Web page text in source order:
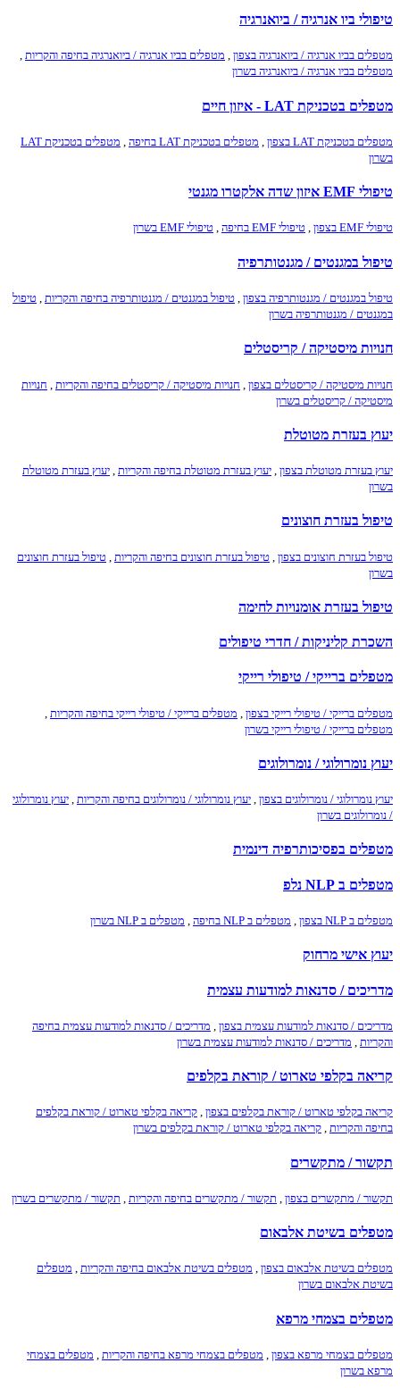
טיפולי ביו אנרגיה / ביואנרגיה
מטפלים בביו אנרגיה / ביואנרגיה בצפון , מטפלים בביו אנרגיה / ביואנרגיה בחיפה והקריות ,
מטפלים בביו אנרגיה / ביואנרגיה בשרון
מטפלים בטכניקת LAT - איזון חיים
מטפלים בטכניקת LAT בצפון מטפלים בטכניקת LAT בחיפה
מטפלים בטכניקת LAT
בשרון
טיפולי EMF איזון שדה אלקטרו מגנטי
טיפולי EMF בצפון , טיפולי EMF בחיפה , טיפולי EMF בשרון
טיפול במגנטים / מגנטותרפיה
טיפול במגנטים / מגנטותרפיה בצפון , טיפול במגנטים / מגנטותרפיה בחיפה והקריות , טיפול
במגנטים / מגנטותרפיה בשרון
חנויות מיסטיקה / קריסטלים
חנויות מיסטיקה / קריסטלים בצפון חנויות מיסטיקה / קריסטלים בחיפה והקריות
חנויות
מיסטיקה / קריסטלים בשרון
יעוץ בעזרת מטוטלת
יעוץ בעזרת מטוטלת בצפון , יעוץ בעזרת מטוטלת בחיפה והקריות , יעוץ בעזרת מטוטלת
בשרון
טיפול בעזרת חוצונים
טיפול בעזרת חוצונים בצפון טיפול בעזרת חוצונים בחיפה והקריות
טיפול בעזרת חוצונים
בשרון
טיפול בעזרת אומנויות לחימה
השכרת קליניקות / חדרי טיפולים
מטפלים ברייקי / טיפולי רייקי
מטפלים ברייקי / טיפולי רייקי בצפון מטפלים ברייקי / טיפולי רייקי בחיפה והקריות
מטפלים ברייקי / טיפולי רייקי בשרון
יעוץ נומרולוגי / נומרולוגים
יעוץ נומרולוגי / נומרולוגים בצפון , יעוץ נומרולוגי / נומרולוגים בחיפה והקריות , יעוץ נומרולוגי
/ נומרולוגים בשרון
מטפלים בפסיכותרפיה דינמית
מטפלים ב NLP נלפ
מטפלים ב NLP בצפון מטפלים ב NLP בחיפה מטפלים ב NLP בשרון
יעוץ אישי מרחוק
מדריכים / סדנאות למודעות עצמית
מדריכים / סדנאות למודעות עצמית בצפון
מדריכים / סדנאות למודעות עצמית בחיפה
והקריות
מדריכים / סדנאות למודעות עצמית בשרון
קריאה בקלפי טארוט / קוראת בקלפים
קריאה בקלפי טארוט / קוראת בקלפים בצפון , קריאה בקלפי טארוט / קוראת בקלפים
בחיפה והקריות , קריאה בקלפי טארוט / קוראת בקלפים בשרון
תקשור / מתקשרים
תקשור / מתקשרים בצפון תקשור / מתקשרים בחיפה והקריות תקשור / מתקשרים בשרון
מטפלים בשיטת אלבאום
מטפלים בשיטת אלבאום בצפון , מטפלים בשיטת אלבאום בחיפה והקריות , מטפלים
בשיטת אלבאום בשרון
מטפלים בצמחי מרפא
מטפלים בצמחי מרפא בצפון מטפלים בצמחי מרפא בחיפה והקריות
מטפלים בצמחי
מרפא בשרון